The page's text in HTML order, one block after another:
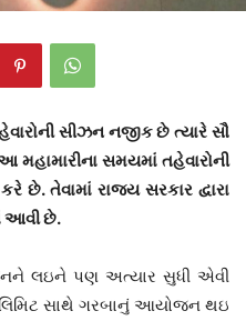
સીઝન નજીક છે ત્યારે સૌ
સમયમાં તહેવારોની
છે. તેવામાં રાજ્ય સરકાર દ્વારા
આવી છે.
લઇને પણ અત્યાર સુધી એવી
લિમિટ સાથે ગરબાનું આયોજન થઇ